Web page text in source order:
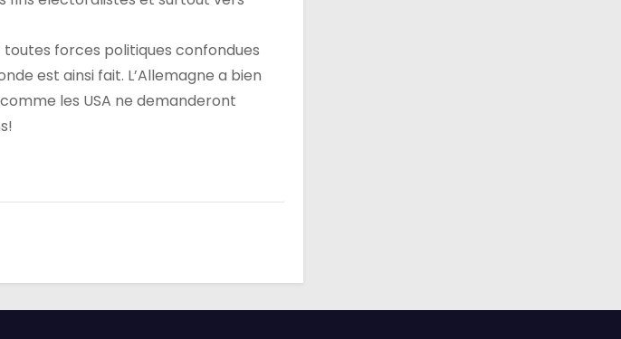
toutes forces politiques confondues
est ainsi fait. L’Allemagne a bien
les USA ne demanderont